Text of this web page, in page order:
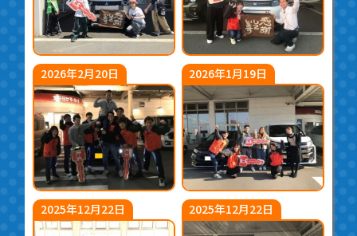
2026年2月20日 2026年1月19日
2025年12月22日 2025年12月22日